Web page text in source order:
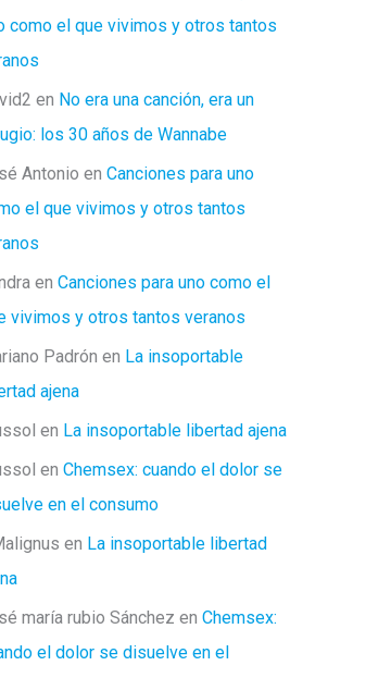
como el que vivimos y otros tantos
en No era una canción, era un
los 30 años de Wannabe
Antonio en Canciones para uno
el que vivimos y otros tantos
en Canciones para uno como el
vivimos y otros tantos veranos
Padrón en La insoportable
ajena
en La insoportable libertad ajena
en Chemsex: cuando el dolor se
en el consumo
en La insoportable libertad
maría rubio Sánchez en Chemsex:
el dolor se disuelve en el